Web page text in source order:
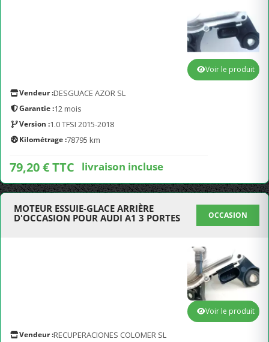
Vendeur :DESGUACE AZOR SL
Garantie :12 mois
Version :1.0 TFSI 2015-2018
Kilométrage :78795 km
79,20 € TTC livraison incluse
Voir le produit
MOTEUR ESSUIE-GLACE ARRIÈRE
D'OCCASION POUR AUDI A1 3 PORTES
OCCASION
Vendeur :RECUPERACIONES COLOMER SL
Voir le produit